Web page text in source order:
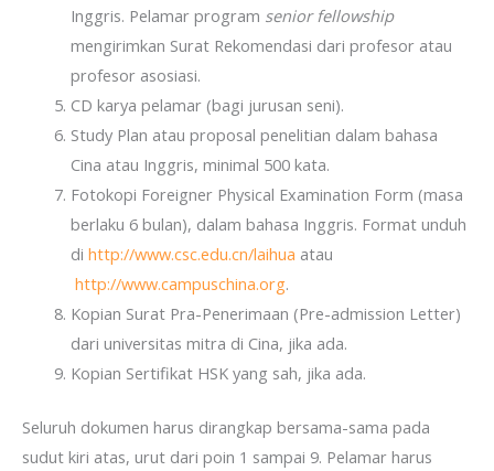
Inggris. Pelamar program senior fellowship
mengirimkan Surat Rekomendasi dari profesor atau
profesor asosiasi.
CD karya pelamar (bagi jurusan seni).
Study Plan atau proposal penelitian dalam bahasa
Cina atau Inggris, minimal 500 kata.
Fotokopi Foreigner Physical Examination Form (masa
berlaku 6 bulan), dalam bahasa Inggris. Format unduh
di http://www.csc.edu.cn/laihua atau
http://www.campuschina.org.
Kopian Surat Pra-Penerimaan (Pre-admission Letter)
dari universitas mitra di Cina, jika ada.
Kopian Sertifikat HSK yang sah, jika ada.
Seluruh dokumen harus dirangkap bersama-sama pada
sudut kiri atas, urut dari poin 1 sampai 9. Pelamar harus